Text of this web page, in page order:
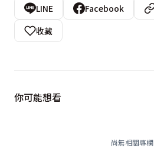
LINE Facebook
收藏
你可能想看
尚無相關專欄